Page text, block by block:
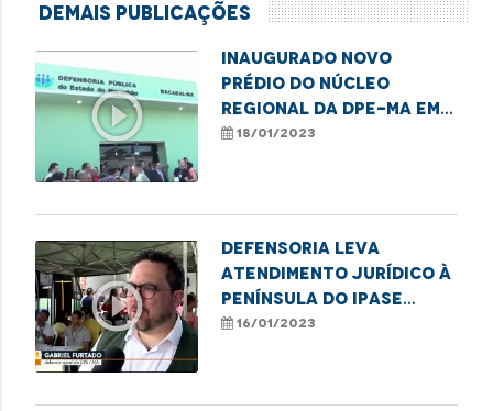
Demais Publicações
play_circle_outline
Inaugurado novo
prédio do Núcleo
Regional da DPE-MA em
Bacabal
18/01/2023
play_circle_outline
Defensoria leva
atendimento jurídico à
Península do Ipase
durante ação social
16/01/2023